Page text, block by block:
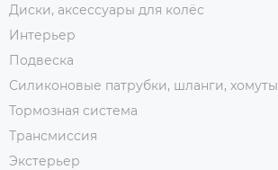
Диски, аксессуары для колёс
Интерьер
Подвеска
Силиконовые патрубки, шланги, хомуты
Тормозная система
Трансмиссия
Экстерьер